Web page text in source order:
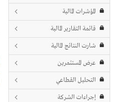
المؤشرات المالية
قائمة التقارير المالية
شارت النتائج المالية
عرض المستثمرين
التحليل القطاعي
إجراءات الشركة